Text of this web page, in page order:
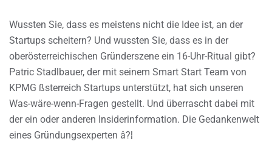
Wussten Sie, dass es meistens nicht die Idee ist, an der
Startups scheitern? Und wussten Sie, dass es in der
oberösterreichischen Gründerszene ein 16-Uhr-Ritual gibt?
Patric Stadlbauer, der mit seinem Smart Start Team von
KPMG ßsterreich Startups unterstützt, hat sich unseren
Was-wäre-wenn-Fragen gestellt. Und überrascht dabei mit
der ein oder anderen Insiderinformation. Die Gedankenwelt
eines Gründungsexperten â?¦